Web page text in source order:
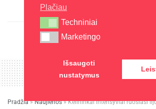
Pradžia»Naujienos»Kelininkai intensyviai ruošiasi
Plačiau
Techniniai
Techniniai
Marketingo
Marketingo
Išsaugoti
nustatymus